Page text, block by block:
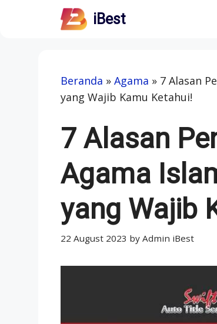
iBest
Beranda » Agama » 7 Alasan
yang Wajib Kamu Ketahui!
7 Alasan
Agama
yang Wajib
22 August 2023 by Admin iBest